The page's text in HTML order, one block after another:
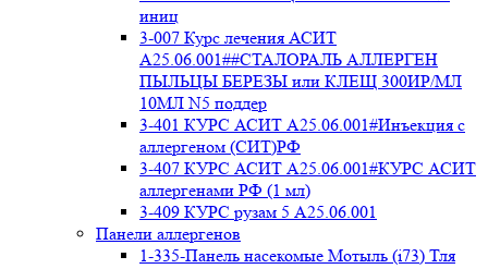
иниц
3-007 Курс лечения АСИТ
А25.06.001##СТАЛОРАЛЬ АЛЛЕРГЕН
ПЫЛЬЦЫ БЕРЕЗЫ или КЛЕЩ 300ИР/МЛ
10МЛ N5 поддер
3-401 КУРС АСИТ А25.06.001#Инъекция с
аллергеном (СИТ)РФ
3-407 КУРС АСИТ А25.06.001#КУРС АСИТ
аллергенами РФ (1 мл)
3-409 КУРС рузам 5 А25.06.001
Панели аллергенов
1-335-Панель насекомые Мотыль (i73) Тля